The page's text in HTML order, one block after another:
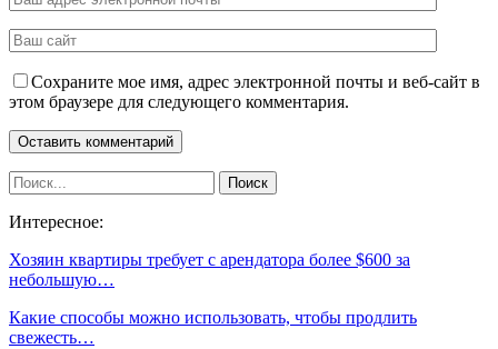
Сохраните мое имя, адрес электронной почты и веб-сайт в
этом браузере для следующего комментария.
Интересное:
Хозяин квартиры требует с арендатора более $600 за
небольшую…
Какие способы можно использовать, чтобы продлить
свежесть…